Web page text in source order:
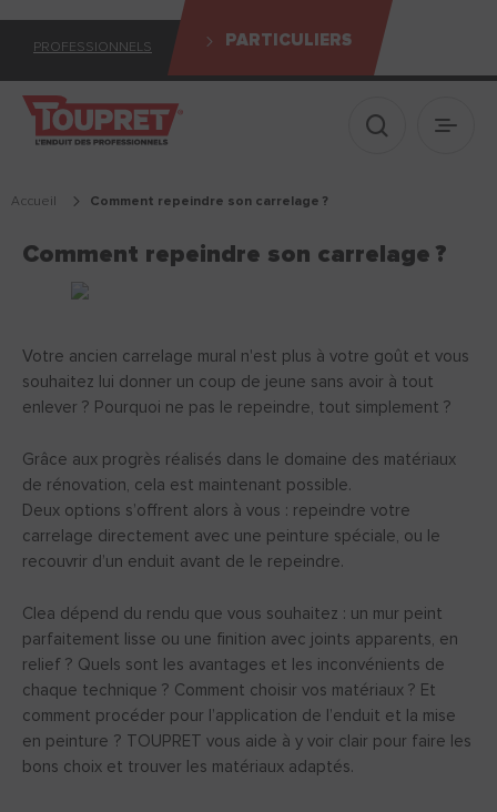
PROFESSIONNELS PARTICULIERS
Afficher le
Accueil comment repeindre son carrelage ?
Comment repeindre son carrelage ?
Votre ancien carrelage mural n'est plus à votre goût et vous
souhaitez lui donner un coup de jeune sans avoir à tout
enlever ? Pourquoi ne pas le repeindre, tout simplement ?
Grâce aux progrès réalisés dans le domaine des matériaux
de rénovation, cela est maintenant possible.
Deux options s’offrent alors à vous : repeindre votre
carrelage directement avec une peinture spéciale, ou le
recouvrir d’un enduit avant de le repeindre.
Clea dépend du rendu que vous souhaitez : un mur peint
parfaitement lisse ou une finition avec joints apparents, en
relief ? Quels sont les avantages et les inconvénients de
chaque technique ? Comment choisir vos matériaux ? Et
comment procéder pour l’application de l’enduit et la mise
en peinture ? TOUPRET vous aide à y voir clair pour faire les
bons choix et trouver les matériaux adaptés.